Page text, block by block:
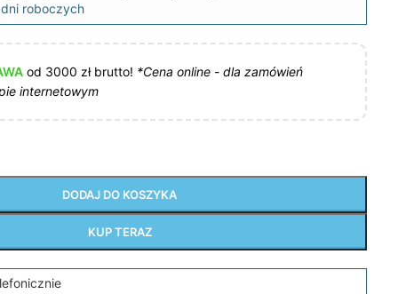
roboczych
od 3000 zł brutto! *Cena online - dla zamówień
internetowym
DODAJ DO KOSZYKA
KUP TERAZ